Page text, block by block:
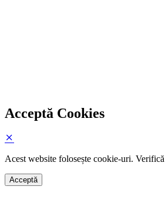
Acceptă Cookies
Acest website folosește cookie-uri. Verifică
Acceptă